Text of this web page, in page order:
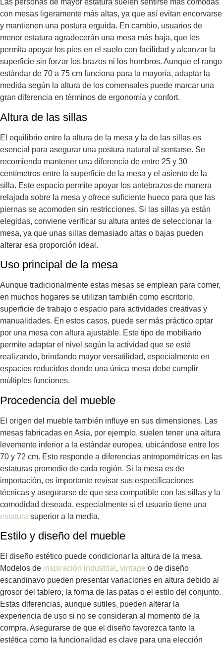
Las personas de mayor estatura suelen sentirse más cómodas
con mesas ligeramente más altas, ya que así evitan encorvarse
y mantienen una postura erguida. En cambio, usuarios de
menor estatura agradecerán una mesa más baja, que les
permita apoyar los pies en el suelo con facilidad y alcanzar la
superficie sin forzar los brazos ni los hombros. Aunque el rango
estándar de 70 a 75 cm funciona para la mayoría, adaptar la
medida según la altura de los comensales puede marcar una
gran diferencia en términos de ergonomía y confort.
Altura de las sillas
El equilibrio entre la altura de la mesa y la de las sillas es
esencial para asegurar una postura natural al sentarse. Se
recomienda mantener una diferencia de entre 25 y 30
centímetros entre la superficie de la mesa y el asiento de la
silla. Este espacio permite apoyar los antebrazos de manera
relajada sobre la mesa y ofrece suficiente hueco para que las
piernas se acomoden sin restricciones. Si las sillas ya están
elegidas, conviene verificar su altura antes de seleccionar la
mesa, ya que unas sillas demasiado altas o bajas pueden
alterar esa proporción ideal.
Uso principal de la mesa
Aunque tradicionalmente estas mesas se emplean para comer,
en muchos hogares se utilizan también como escritorio,
superficie de trabajo o espacio para actividades creativas y
manualidades. En estos casos, puede ser más práctico optar
por una mesa con altura ajustable. Este tipo de mobiliario
permite adaptar el nivel según la actividad que se esté
realizando, brindando mayor versatilidad, especialmente en
espacios reducidos donde una única mesa debe cumplir
múltiples funciones.
Procedencia del mueble
El origen del mueble también influye en sus dimensiones. Las
mesas fabricadas en Asia, por ejemplo, suelen tener una altura
levemente inferior a la estándar europea, ubicándose entre los
70 y 72 cm. Esto responde a diferencias antropométricas en las
estaturas promedio de cada región. Si la mesa es de
importación, es importante revisar sus especificaciones
técnicas y asegurarse de que sea compatible con las sillas y la
comodidad deseada, especialmente si el usuario tiene una
estatura superior a la media.
Estilo y diseño del mueble
El diseño estético puede condicionar la altura de la mesa.
Modelos de inspiración industrial , vintage o de diseño
escandinavo pueden presentar variaciones en altura debido al
grosor del tablero, la forma de las patas o el estilo del conjunto.
Estas diferencias, aunque sutiles, pueden alterar la
experiencia de uso si no se consideran al momento de la
compra. Asegurarse de que el diseño favorezca tanto la
estética como la funcionalidad es clave para una elección